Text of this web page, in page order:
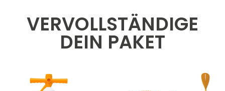
VERVOLLSTÄNDIGE
DEIN PAKET